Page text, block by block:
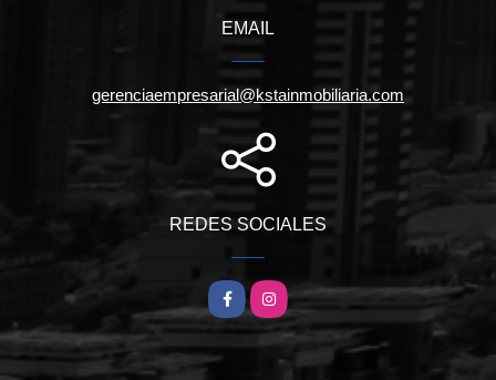
EMAIL
gerenciaempresarial@kstainmobiliaria.com
REDES SOCIALES
FacebookInstagram